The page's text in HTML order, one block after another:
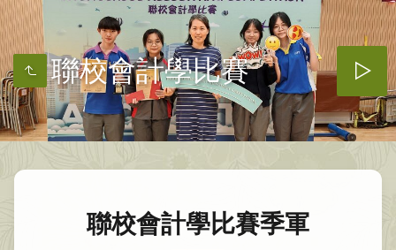
聯校會計學比賽
聯校會計學比賽季軍